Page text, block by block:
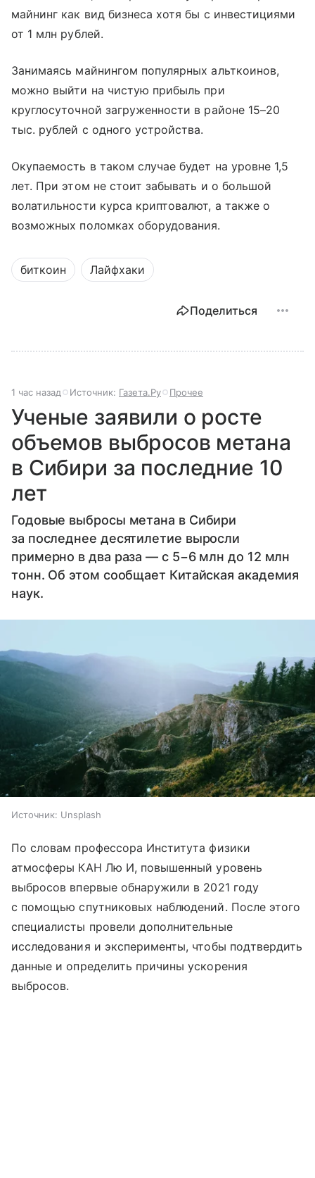
майнинг как вид бизнеса хотя бы с инвестициями
от 1 млн рублей.
Занимаясь майнингом популярных альткоинов,
можно выйти на чистую прибыль при
круглосуточной загруженности в районе 15–20
тыс. рублей с одного устройства.
Окупаемость в таком случае будет на уровне 1,5
лет. При этом не стоит забывать и о большой
волатильности курса криптовалют, а также о
возможных поломках оборудования.
биткоин Лайфхаки
Поделиться
1 час назад Источник: Газета.Ру Прочее
Ученые заявили о росте
объемов выбросов метана
в Сибири за последние 10
лет
Годовые выбросы метана в Сибири
за последнее десятилетие выросли
примерно в два раза — с 5−6 млн до 12 млн
тонн. Об этом сообщает Китайская академия
наук.
Источник: Unsplash
По словам профессора Института физики
атмосферы КАН Лю И, повышенный уровень
выбросов впервые обнаружили в 2021 году
с помощью спутниковых наблюдений. После этого
специалисты провели дополнительные
исследования и эксперименты, чтобы подтвердить
данные и определить причины ускорения
выбросов.